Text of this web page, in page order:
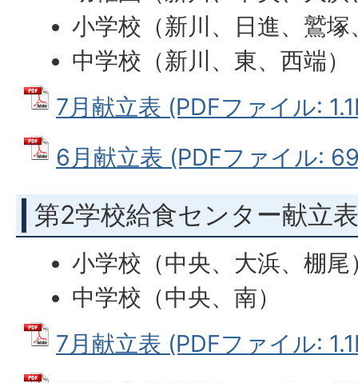
小学校（新川、日進、鷲塚
中学校（新川、東、西端）
7月献立表 (PDFファイル:
6月献立表 (PDFファイル:
第2学校給食センター献立表
小学校（中央、大浜、棚尾
中学校（中央、南）
7月献立表 (PDFファイル: